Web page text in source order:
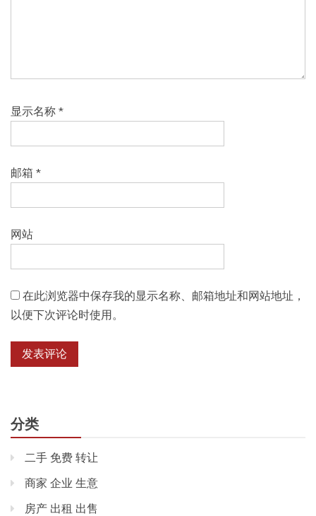
显示名称 *
邮箱 *
网站
在此浏览器中保存我的显示名称、邮箱地址和网站地址，
以便下次评论时使用。
分类
二手 免费 转让
商家 企业 生意
房产 出租 出售